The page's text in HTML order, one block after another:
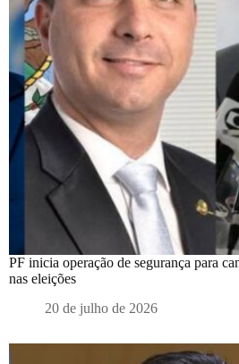
PF inicia operação de segurança para
nas eleições
20 de julho de 2026